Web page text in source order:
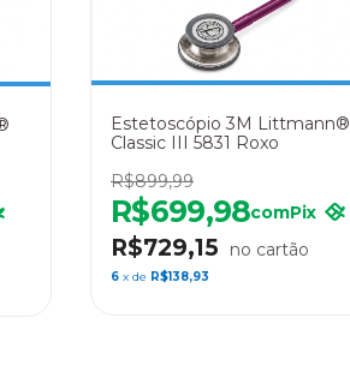
Estetoscópio 3M Littmann®
Classic III 5831 Roxo
R$899,99
R$729,15
R$699,98comPix
6 x de R$138,93